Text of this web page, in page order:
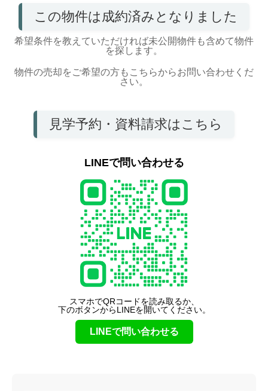
この物件は成約済みとなりました
希望条件を教えていただければ未公開物件も含めて物件
を探します。
物件の売却をご希望の方もこちらからお問い合わせくだ
さい。
見学予約・資料請求はこちら
LINEで問い合わせる
スマホでQRコードを読み取るか、
下のボタンからLINEを開いてください。
LINEで問い合わせる